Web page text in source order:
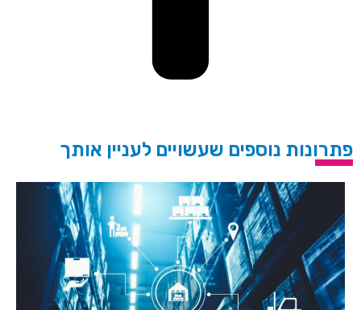
פתרונות נוספים שעשויים לעניין אותך